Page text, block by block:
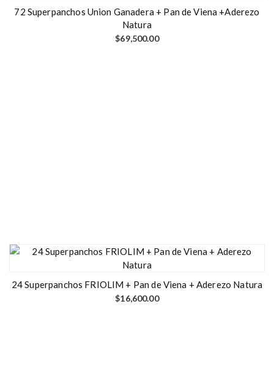
72 Superpanchos Union Ganadera + Pan de Viena +Aderezo
Natura
$69,500.00
24 Superpanchos FRIOLIM + Pan de Viena + Aderezo Natura
$16,600.00